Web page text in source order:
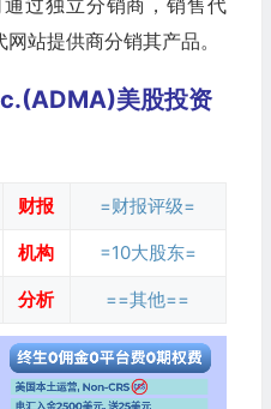
站提供商分销其产品。
美股投资
财报 =财报评级=
机构 =10大股东=
分析 ==其他==